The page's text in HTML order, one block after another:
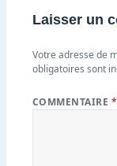
Laisser un
Votre adresse de
obligatoires sont
COMMENTAIRE *